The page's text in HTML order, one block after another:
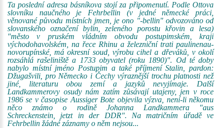
Ta poslední adresa básníkova stojí za připomenutí. Podle Ottova
slovníku naučného je Fehrbellin (v jedné německé práci,
věnované původu místních jmen, je ono "-bellin" odvozováno od
slovanského označení bylin, zeleného porostu křovin a lesa)
"město v pruském vládním obvodu postupimském, kraji
východohavolském, na řece Rhinu a železniční trati paulinenau-
novorupínské, má okresní soud, výrobu cihel a dřeváků, v okolí
rozsáhlá rašeliniště a 1733 obyvatel (roku 1890)". Od té doby
nabylo místní jméno Postupim a také příjmení Stalin, pardon:
Džugašvili, pro Německo i Čechy výraznější trochu platnosti než
jiné, literaturu obou zemí a jazyků nevyjímaje. Další
Landkammerovy osudy nám zatím zůsávají utajeny, jen v roce
1986 se v časopise Aussiger Bote objevila výzva, není-li někomu
něco známo o rodině Johanna Landkammera "aus
Schreckenstein, jetzt in der DDR". Na matričním úřadě ve
Fehrbellin žádné záznamy o něm nejsou...